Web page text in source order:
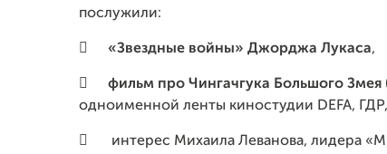
послужили:
 «Звездные войны» Джорджа Лукаса,
 фильм про Чингачгука Большого Змея
одноименной ленты киностудии DEFA,
 интерес Михаила Леванова, лидера